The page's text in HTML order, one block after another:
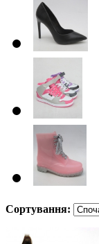
Сортування: